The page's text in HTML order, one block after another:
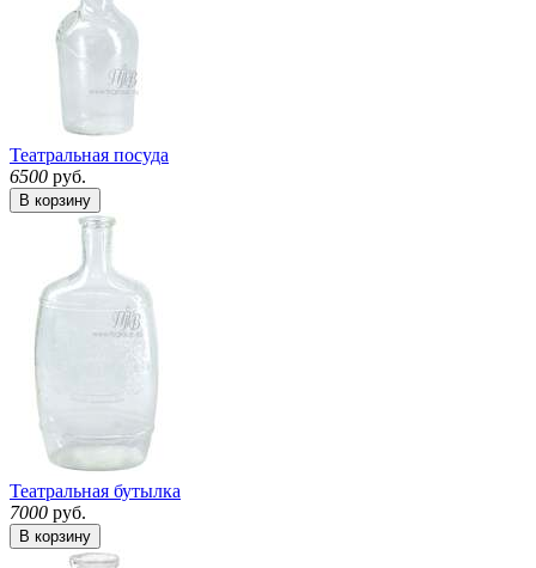
Театральная посуда
6500 руб.
В корзину
Театральная бутылка
7000 руб.
В корзину